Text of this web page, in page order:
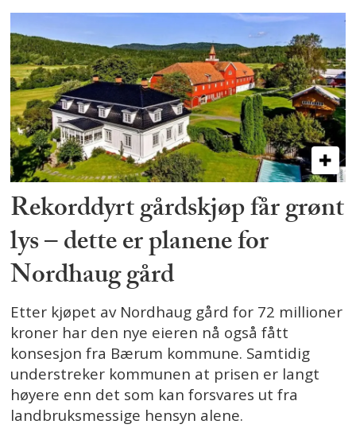
Rekorddyrt gårdskjøp får grønt
lys – dette er planene for
Nordhaug gård
Etter kjøpet av Nordhaug gård for 72 millioner
kroner har den nye eieren nå også fått
konsesjon fra Bærum kommune. Samtidig
understreker kommunen at prisen er langt
høyere enn det som kan forsvares ut fra
landbruksmessige hensyn alene.